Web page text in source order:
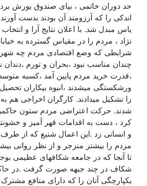
حد دوران خاتمی ، بپای صندوق یورش
اندکی را که آرزومند آن بودند بدست آورند
یاس مبدل شد. با اعلان نتایج آرا و
نژاد ، مردم را در مقیاس گسترده به
شرایطی که وضع اقتصادی مردم چه
چندان مناسب نبود ،بحران و تورم ،دندان
،قدرت خرید مردم پایین آمد ،کسبه
ورشکستگی میشدند ،انبوه بیکاران
را تشکیل میدادند. کارگران اخراجی هم به
شدند. حرکت اعتراضی مردم ستون
کرد ، دست به اقدامات قهر آمیز و
و انسانی زد .این اعمال شنیع که از
مردم را بیشتر منزجر و از نظر روانی
تا آنجا که در جامعه شکافهای عظیمی
شکاف در چند جبهه صورت گرفت .در
یکپارچگی آنان را که دارای منافع مشترک